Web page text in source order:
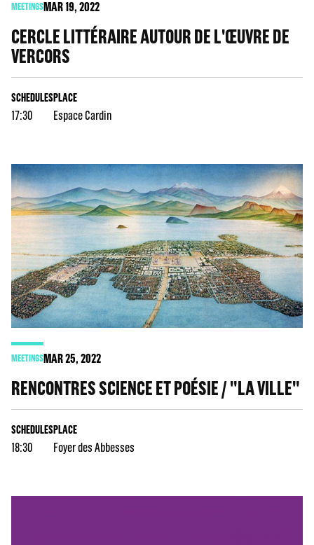
MEETINGSMAR19, 2022
CERCLE LITTÉRAIRE AUTOUR DE L'ŒUVRE DE
VERCORS
SCHEDULES
17:30
PLACE
Espace Cardin
MEETINGSMAR25, 2022
RENCONTRES SCIENCE ET POÉSIE / "LA VILLE"
SCHEDULES
18:30
PLACE
Foyer des Abbesses